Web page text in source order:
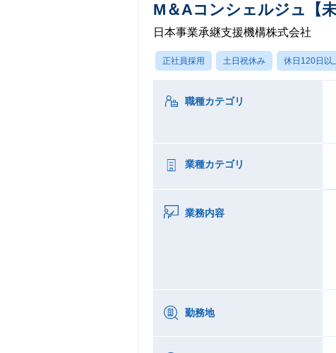
M＆Aコンシェルジュ【
日本事業承継支援機構株式会社
正社員採用 土日祝休み 休日120日以
職種カテゴリ
業種カテゴリ
業務内容
勤務地